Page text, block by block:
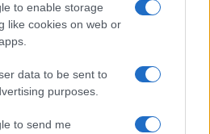
to enable storage
like cookies on web or
data to be sent to
purposes.
to send me
írjanak rövid novellát. A
Szalóky Károly kérdésünkre: